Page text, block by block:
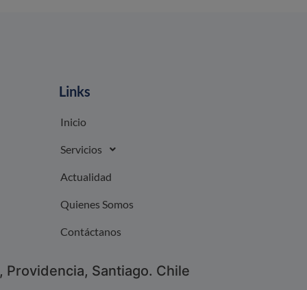
Links
Inicio
Servicios
Actualidad
Quienes Somos
Contáctanos
Providencia, Santiago. Chile